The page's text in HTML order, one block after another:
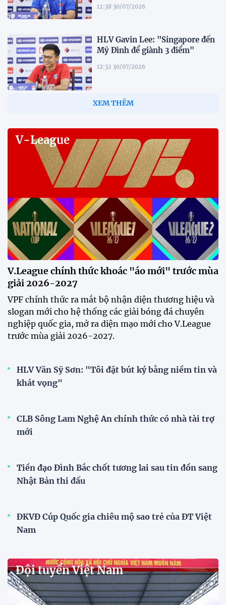
12:38 30/07/2026
HLV Gavin Lee: "Singapore đến
Mỹ Đình để giành 3 điểm"
12:32 30/07/2026
12:20 30/07/2026
Phóng viên Singapore bất ngờ
sao nhập tịch tuyển Việt Nam
20:19 29/07/2026
Đội tuyển Việt Nam chạm trán
Thái Lan tại Division 1 FIFA
ASEAN Cup 2026
Dàn sao U23 Việt Nam hội quân
trong mưa, sẵn sàng cho chiến
2026
Đội tuyển Việt Nam được tiếp
thêm sức mạnh trước trận gặp
tại ASEAN Cup 2026
17:17 27/07/2026